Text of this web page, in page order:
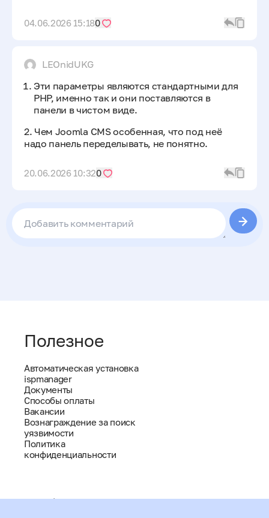
04.06.2026 15:180
LEOnidUKG
Эти параметры являются стандартными для
PHP, именно так и они поставляются в
панели в чистом виде.
2. Чем Joomla CMS особенная, что под неё
надо панель переделывать, не понятно.
20.06.2026 10:320
Полезное
Автоматическая установка
ispmanager
Документы
Способы оплаты
Вакансии
Вознаграждение за поиск
уязвимости
Политика
конфиденциальности
help@ispmanager.ru